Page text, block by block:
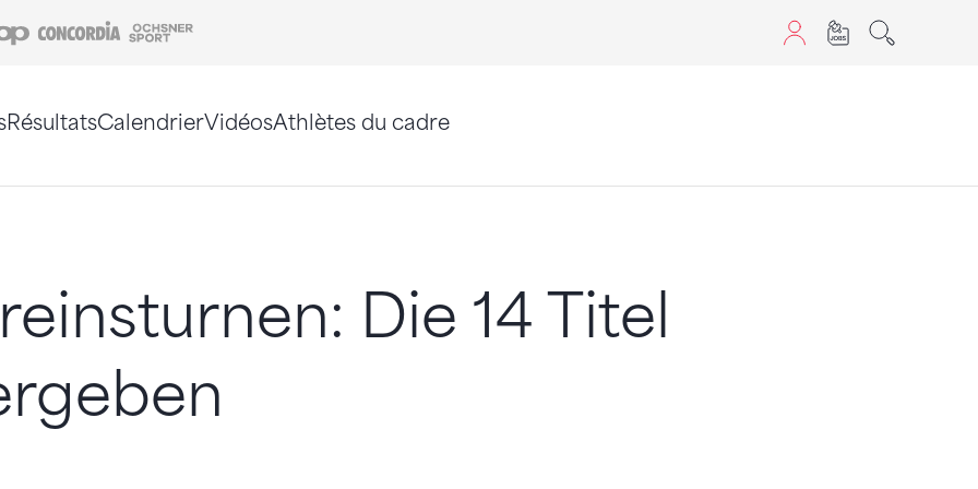
Coop Concordia
RésultatsCalendrierVidéosAthlètes du cadre
Die 14 Titel